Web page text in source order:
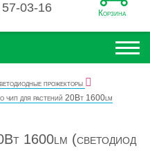
03-16
Корзина
прожекторы
чип для растений 20Вт 1600lm
1600lm (светодиод